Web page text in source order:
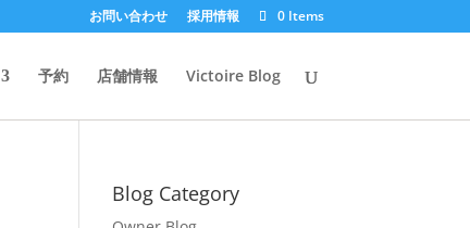
お問い合わせ 採用情報 0 Items
予約 店舗情報 Victoire Blog
Blog Category